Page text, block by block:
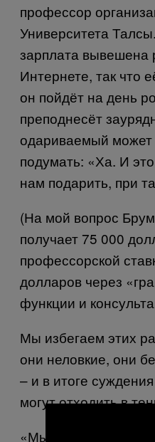
профессор
Университета
зарплата вывешена
Интернете, так что
он пойдёт на день
преподнесёт
одариваемый может
подумать: «Ха. И
нам подарить, при
(На мой вопрос
получает 75 000
профессорской
долларов через
функции и
Мы избегаем этих
они неловкие, они
– и в итоге
могут отходить в
«Мы пытаемся